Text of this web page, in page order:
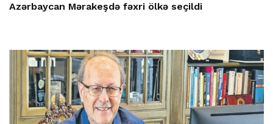
Azərbaycan Mərakeşdə fəxri ölkə seçildi